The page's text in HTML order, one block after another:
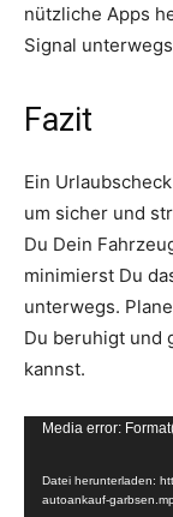
nützliche Apps
Signal
Fazit
Ein
um sicher und
Du Dein
minimierst Du
unterwegs.
Du beruhigt und
kannst.
Media error:
Datei herunterladen:
autoankauf-